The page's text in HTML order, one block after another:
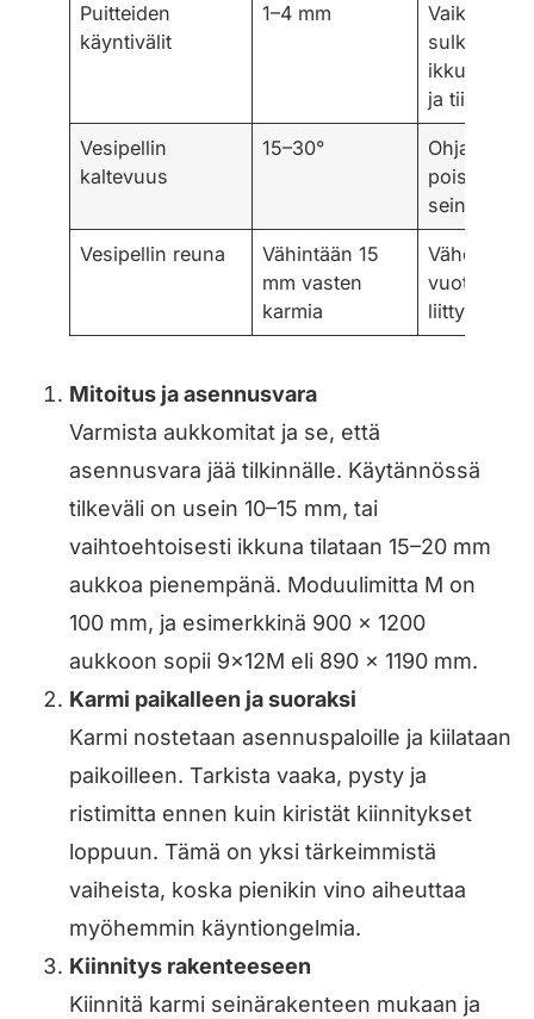
Puitteiden
käyntivälit
1–4 mm
Vaikuttaa
ikkuna
ja tiiviisti
Vesipellin
kaltevuus
15–30°
Ohjaa
pois
Vesipellin reuna
Vähintään 15
mm vasten
karmia
Vähentää
vuotoriskiä
liittymässä
Mitoitus ja asennusvara
Varmista aukkomitat ja se, että
asennusvara jää tilkinnälle. Käytännössä
tilkeväli on usein 10–15 mm, tai
vaihtoehtoisesti ikkuna tilataan 15–20 mm
aukkoa pienempänä. Moduulimitta M on
100 mm, ja esimerkkinä 900 × 1200
aukkoon sopii 9×12M eli 890 × 1190 mm.
Karmi paikalleen ja suoraksi
Karmi nostetaan asennuspaloille ja kiilataan
paikoilleen. Tarkista vaaka, pysty ja
ristimitta ennen kuin kiristät kiinnitykset
loppuun. Tämä on yksi tärkeimmistä
vaiheista, koska pienikin vino aiheuttaa
myöhemmin käyntiongelmia.
Kiinnitys rakenteeseen
Kiinnitä karmi seinärakenteen mukaan ja